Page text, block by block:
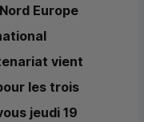
Europe
vient
les trois
jeudi 19